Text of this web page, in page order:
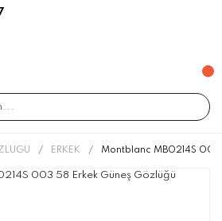
ERKEK Montblanc MB0214S